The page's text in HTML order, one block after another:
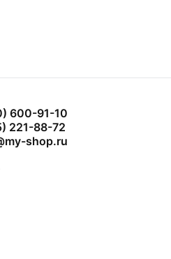
600-91-10
221-88-72
shop.ru